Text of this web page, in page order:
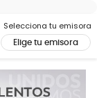
Selecciona tu emisora
Elige tu emisora